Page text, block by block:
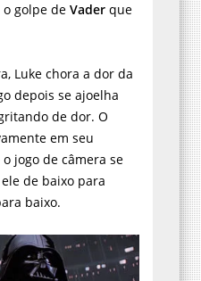
golpe de Vader que
Luke chora a dor da
depois se ajoelha
de dor. O
em seu
jogo de câmera se
de baixo para
baixo.